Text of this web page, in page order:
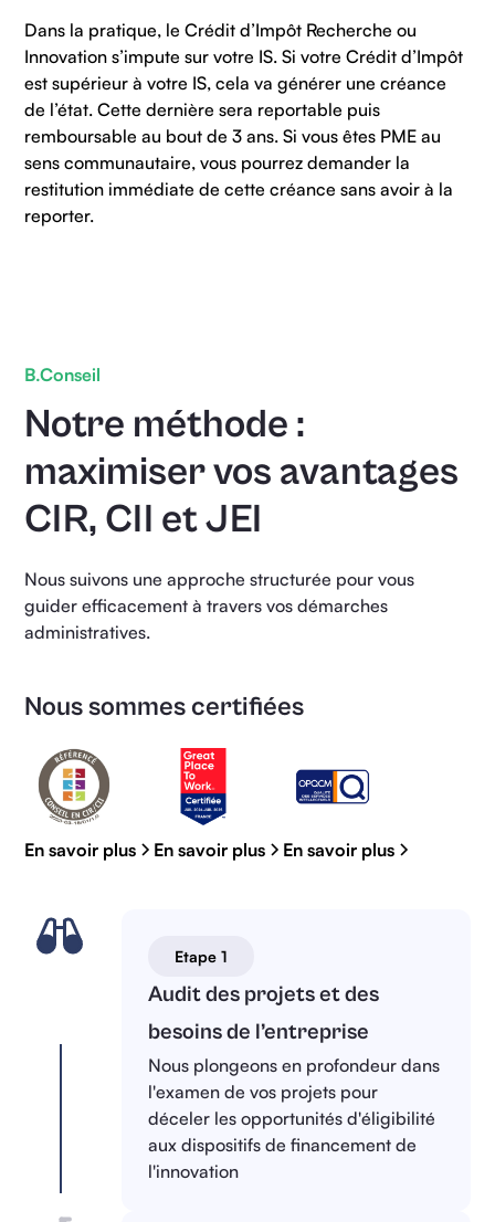
Dans la pratique, le Crédit d’Impôt Recherche ou
Innovation s’impute sur votre IS. Si votre Crédit d’Impôt
est supérieur à votre IS, cela va générer une créance
de l’état. Cette dernière sera reportable puis
remboursable au bout de 3 ans. Si vous êtes PME au
sens communautaire, vous pourrez demander la
restitution immédiate de cette créance sans avoir à la
reporter.
B.Conseil
Notre méthode :
maximiser vos avantages
CIR, CII et JEI
Nous suivons une approche structurée pour vous
guider efficacement à travers vos démarches
administratives.
Nous sommes certifiées
En savoir plus En savoir plus En savoir plus
Etape 1
Audit des projets et des
besoins de l’entreprise
Nous plongeons en profondeur dans
l'examen de vos projets pour
déceler les opportunités d'éligibilité
aux dispositifs de financement de
l'innovation